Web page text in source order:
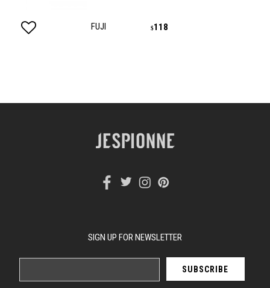
FUJI $118
SIGN UP FOR NEWSLETTER